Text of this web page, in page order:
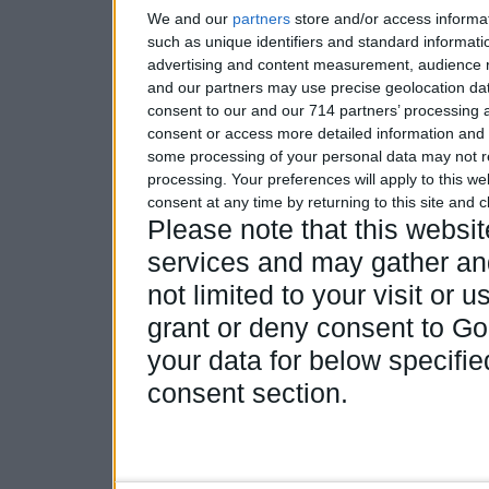
We and our partners store and/or access
such as unique identifiers and standard
advertising and content measurement,
and our partners may use precise geolocation
consent to our and our 714 partners’
consent or access more detailed information
some processing of your personal data may not
processing. Your preferences will apply to this
consent at any time by returning to this site and
Please note that this
services and may gather
not limited to your visit or
grant or deny consent to
your data for below
consent section.